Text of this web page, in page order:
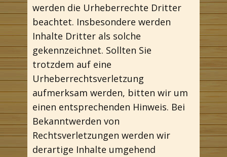
werden die Urheberrechte Dritter
beachtet. Insbesondere werden
Inhalte Dritter als solche
gekennzeichnet. Sollten Sie
trotzdem auf eine
Urheberrechtsverletzung
aufmerksam werden, bitten wir um
einen entsprechenden Hinweis. Bei
Bekanntwerden von
Rechtsverletzungen werden wir
derartige Inhalte umgehend